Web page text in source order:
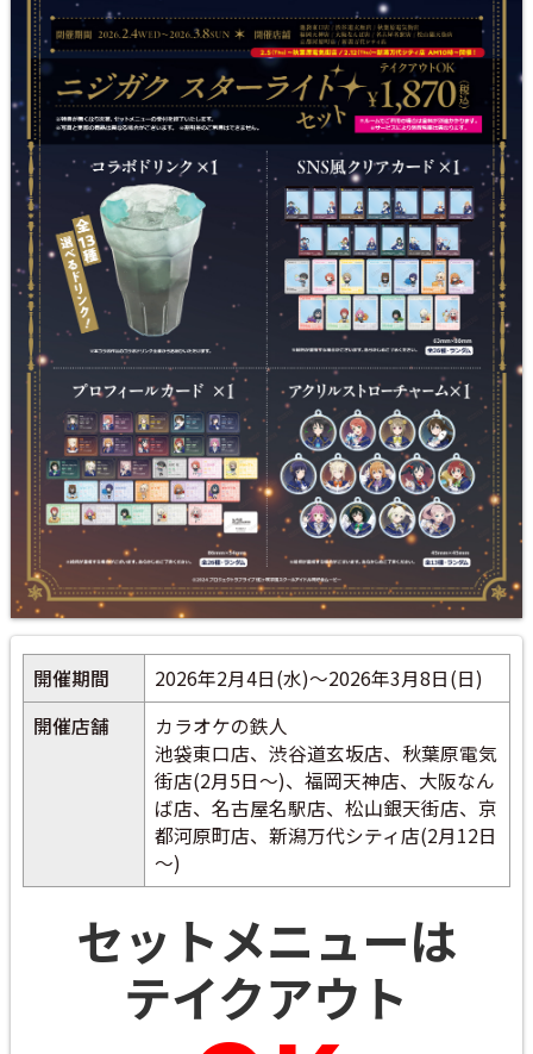
開催期間
2026年2月4日(水)～2026年3月8日(日)
開催店舗
カラオケの鉄人
池袋東口店、渋谷道玄坂店、秋葉原電気
街店(2月5日～)、福岡天神店、大阪なん
ば店、名古屋名駅店、松山銀天街店、京
都河原町店、新潟万代シティ店(2月12日
～)
セットメニューは
テイクアウト